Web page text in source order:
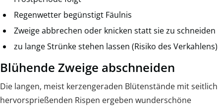
Regenwetter begünstigt Fäulnis
Zweige abbrechen oder knicken statt sie zu schneiden
zu lange Strünke stehen lassen (Risiko des Verkahlens)
Blühende Zweige abschneiden
Die langen, meist kerzengeraden Blütenstände mit seitlich
hervorsprießenden Rispen ergeben wunderschöne